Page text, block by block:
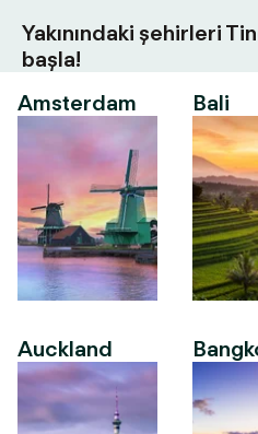
Yakınındaki şehirleri
başla!
Amsterdam
Auckland
Bali